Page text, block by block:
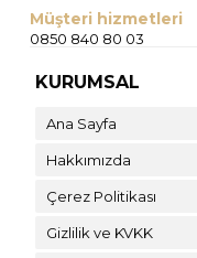
Müşteri hizmetleri
0850 840 80 03
KURUMSAL
Ana Sayfa
Hakkımızda
Çerez Politikası
Gizlilik ve KVKK